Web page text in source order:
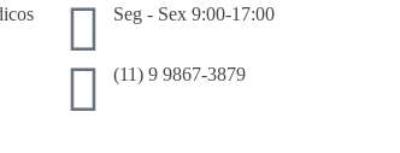
Seg - Sex 9:00-17:00
(11) 9 9867-3879